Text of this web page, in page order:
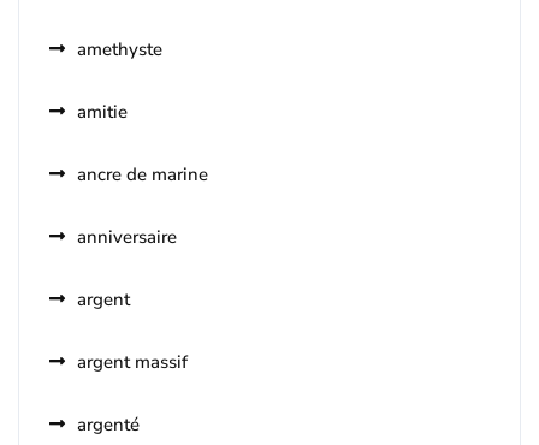
amethyste
amitie
ancre de marine
anniversaire
argent
argent massif
argenté